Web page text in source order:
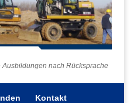
nach Rücksprache
Kontakt